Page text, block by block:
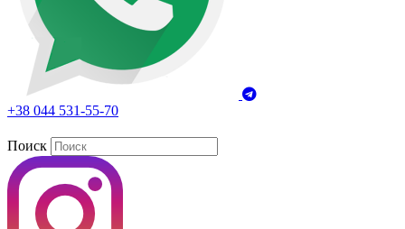
+38 044 531-55-70
Поиск